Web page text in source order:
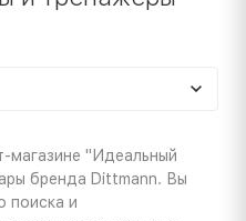
магазине "Идеальный
бренда Dittmann. Вы
поиска и